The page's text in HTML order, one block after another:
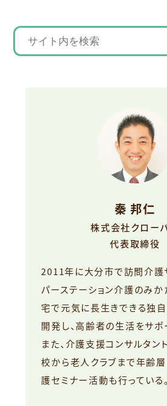
秦 邦仁
株式会社クロー
代表取締役
2011年に大分市で訪問介護
パーステーション介護のみか
宅で元気に長生きできる独
開発し、高齢者の生活をサポ
また、介護支援コンサルタン
校から老人クラブまで年齢
護セミナー活動も行っている。